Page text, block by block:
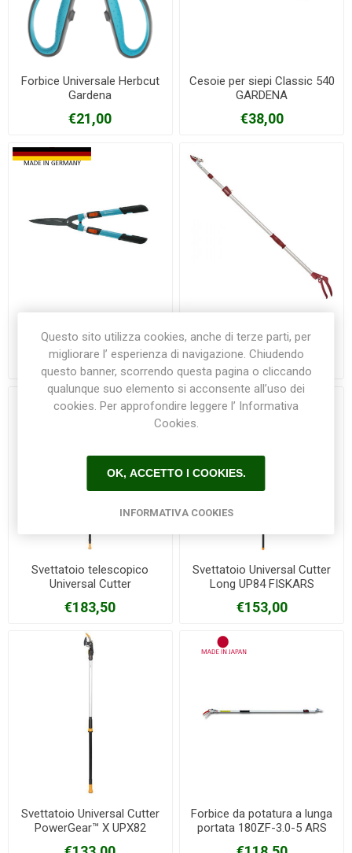
Forbice Universale Herbcut
Gardena
€21,00
Cesoie per siepi Classic 540
GARDENA
€38,00
700 T GARDENA
€67,30
telescopica orientabile 715
ARCHMAN
€63,50
Svettatoio telescopico
Universal Cutter
FISKARS
€183,50
Svettatoio Universal Cutter
Long UP84 FISKARS
€153,00
Svettatoio Universal Cutter
PowerGear™ X UPX82
Forbice da potatura a lunga
portata 180ZF-3.0-5 ARS
Questo sito utilizza cookies, anche di terze parti, per
migliorare l’ esperienza di navigazione. Chiudendo
questo banner, scorrendo questa pagina o cliccando
qualunque suo elemento si acconsente all’uso dei
cookies. Per approfondire leggere l’ Informativa
Cookies.
OK, ACCETTO I COOKIES.
INFORMATIVA COOKIES